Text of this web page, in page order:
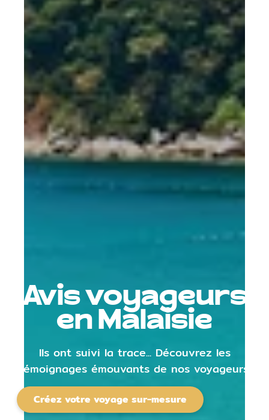
Avis voyageurs
en Malaisie
Ils ont suivi la trace... Découvrez les
témoignages émouvants de nos voyageurs.
Créez votre voyage sur-mesure